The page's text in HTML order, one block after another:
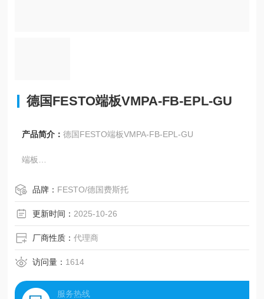
德国FESTO端板VMPA-FB-EPL-GU
产品简介：德国FESTO端板VMPA-FB-EPL-GU
端板
533372
技术参数
平板式消声器 是
耐腐蚀等级 CRC 1 - 低耐腐蚀能力
品牌： FESTO/德国费斯托
更新时间： 2025-10-26
厂商性质：代理商
访问量： 1614
服务热线